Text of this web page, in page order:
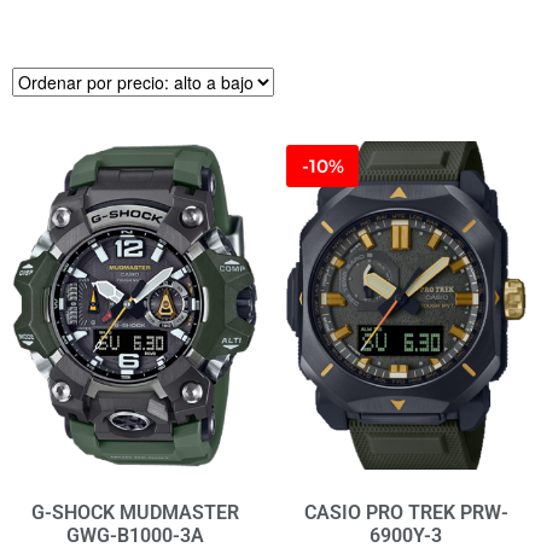
G-SHOCK MUDMASTER
GWG-B1000-3A
-10%
CASIO PRO TREK PRW-
6900Y-3